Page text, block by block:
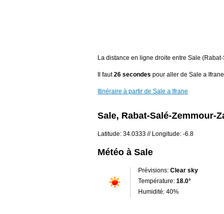
La distance en ligne droite entre Sale
Il faut26 secondes pour aller de Sale a
Itinéraire à partir de Sale a Ifrane
Sale, Rabat-Salé-Zemmour-
Latitude: 34.0333 // Longitude: -6.8
Météo à Sale
Prévisions: Clear sky
Température: 18.0°
Humidité: 40%